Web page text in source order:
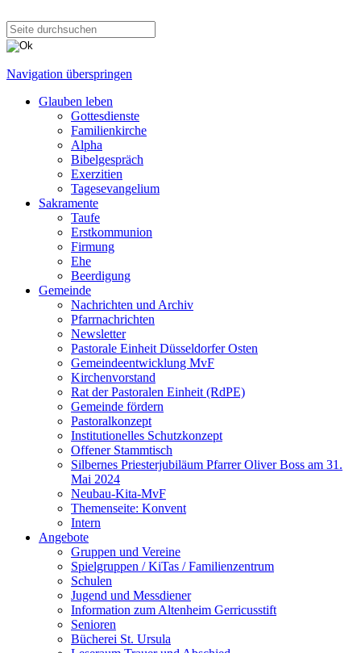
Navigation überspringen
Glauben leben
Gottesdienste
Familienkirche
Alpha
Bibelgespräch
Exerzitien
Tagesevangelium
Sakramente
Taufe
Erstkommunion
Firmung
Ehe
Beerdigung
Gemeinde
Nachrichten und Archiv
Pfarrnachrichten
Newsletter
Pastorale Einheit Düsseldorfer Osten
Gemeindeentwicklung MvF
Kirchenvorstand
Rat der Pastoralen Einheit (RdPE)
Gemeinde fördern
Pastoralkonzept
Institutionelles Schutzkonzept
Offener Stammtisch
Silbernes Priesterjubiläum Pfarrer Oliver Boss am 31.
Mai 2024
Neubau-Kita-MvF
Themenseite: Konvent
Intern
Angebote
Gruppen und Vereine
Spielgruppen / KiTas / Familienzentrum
Schulen
Jugend und Messdiener
Information zum Altenheim Gerricusstift
Senioren
Bücherei St. Ursula